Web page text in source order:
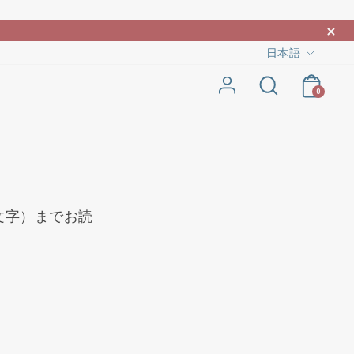
言
語
日本語
ログイン 検索
0
）までお読